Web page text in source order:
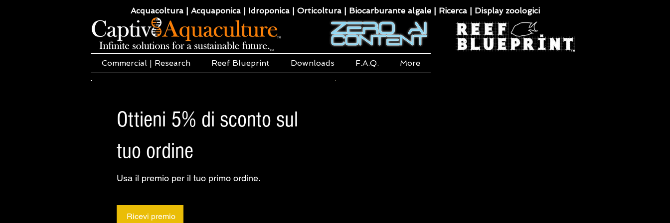
Acquacoltura | Acquaponica | Idroponica | Orticoltura | Biocarburante algale | Ricerca | Display zoologici
Commercial | Research Reef Blueprint Downloads F.A.Q. More
Ottieni 5% di sconto sul
tuo ordine
Usa il premio per il tuo primo ordine.
Ricevi premio